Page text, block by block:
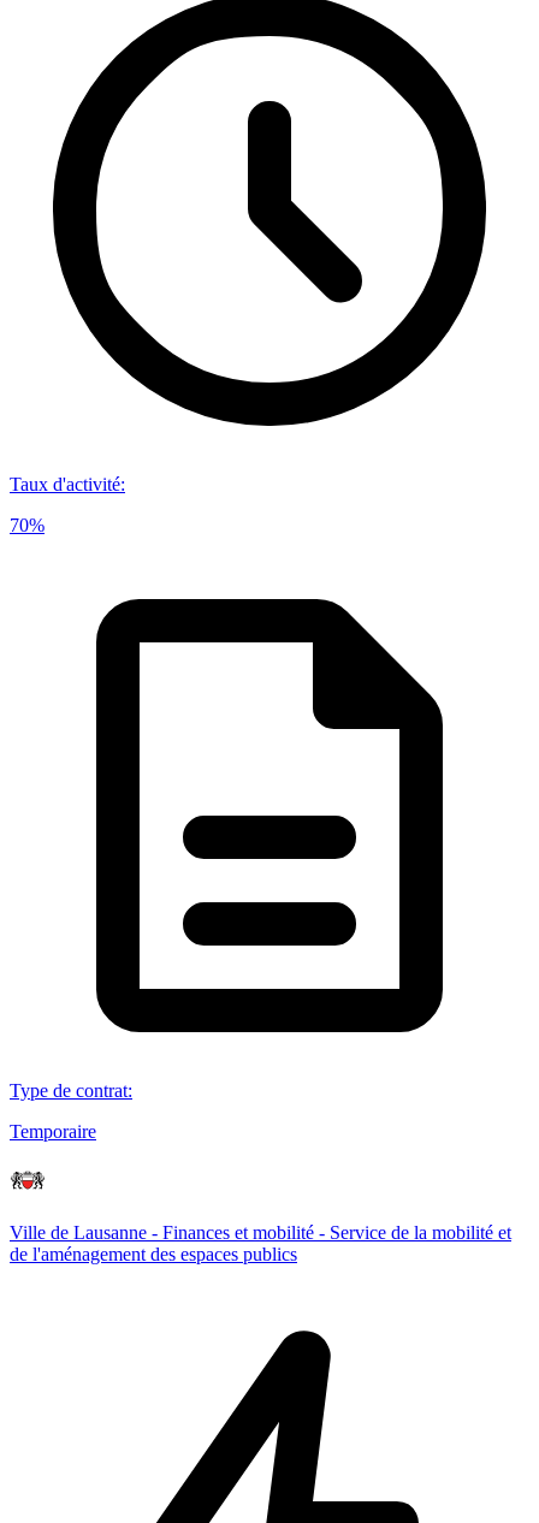
Taux d'activité:
70%
Type de contrat:
Temporaire
Ville de Lausanne - Finances et mobilité - Service de la mobilité et
de l'aménagement des espaces publics